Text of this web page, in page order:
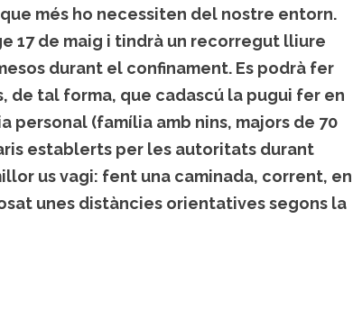
més ho necessiten del nostre entorn.
17 de maig i tindrà un recorregut lliure
durant el confinament. Es podrà fer
de tal forma, que cadascú la pugui fer en
personal (família amb nins, majors de 70
establerts per les autoritats durant
us vagi: fent una caminada, corrent, en
unes distàncies orientatives segons la